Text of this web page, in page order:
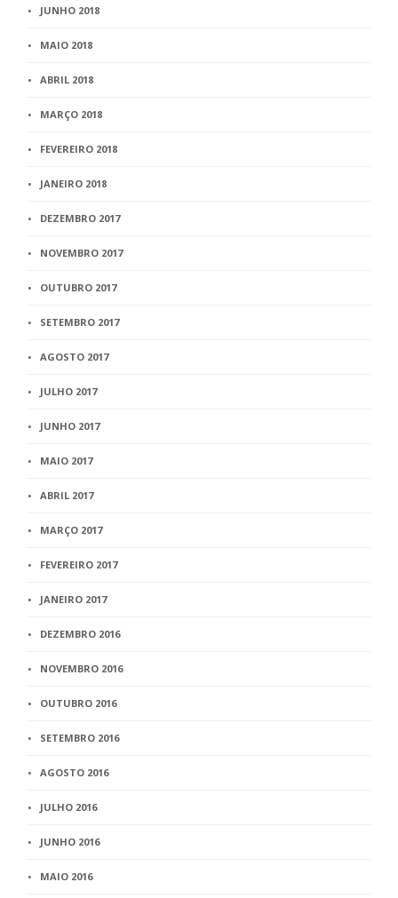
JUNHO 2018
MAIO 2018
ABRIL 2018
MARÇO 2018
FEVEREIRO 2018
JANEIRO 2018
DEZEMBRO 2017
NOVEMBRO 2017
OUTUBRO 2017
SETEMBRO 2017
AGOSTO 2017
JULHO 2017
JUNHO 2017
MAIO 2017
ABRIL 2017
MARÇO 2017
FEVEREIRO 2017
JANEIRO 2017
DEZEMBRO 2016
NOVEMBRO 2016
OUTUBRO 2016
SETEMBRO 2016
AGOSTO 2016
JULHO 2016
JUNHO 2016
MAIO 2016